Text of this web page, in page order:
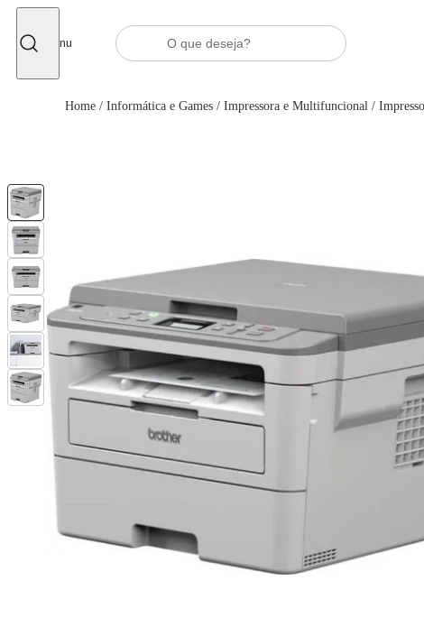
Menu
Home / Informática e Games / Impressora e Multifuncional /